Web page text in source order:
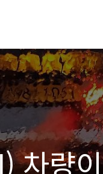
차량이